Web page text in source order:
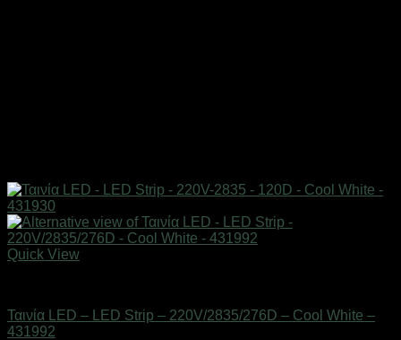
Quick View
Ταινία LED – LED Strip – 220V/2835/276D – Cool White –
431992